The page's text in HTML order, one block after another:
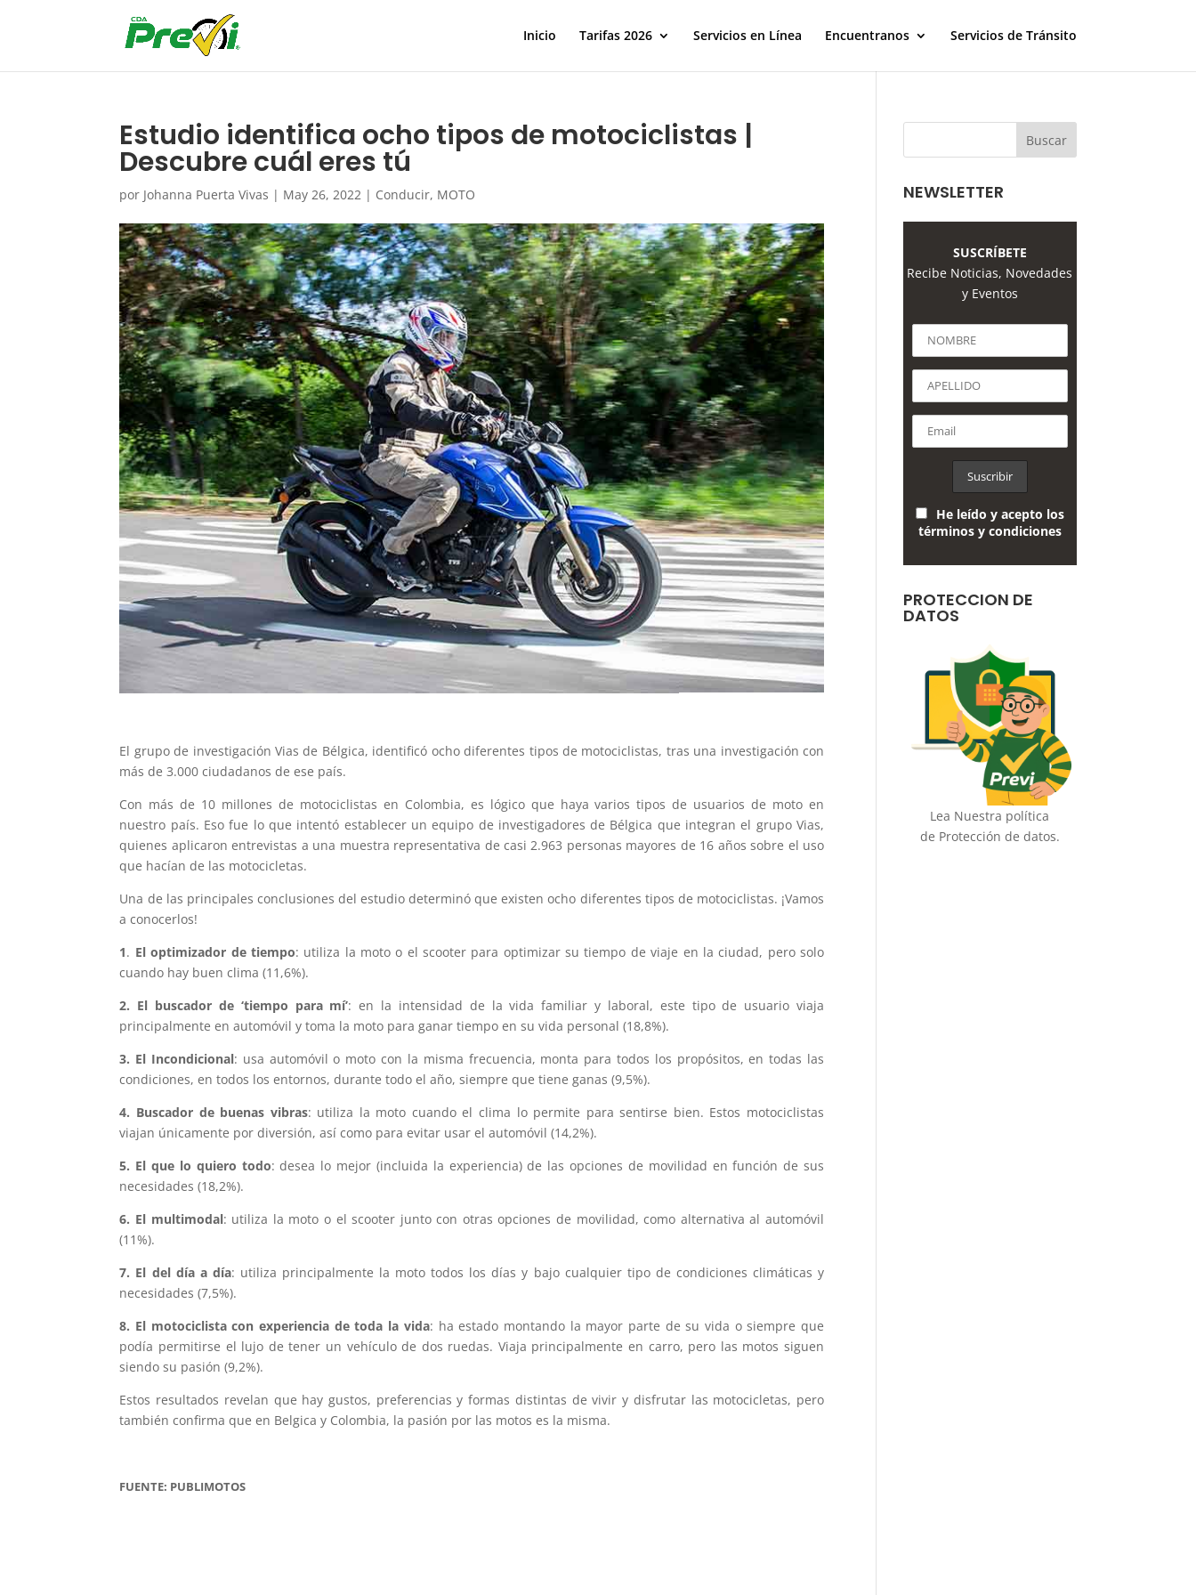
Inicio Tarifas 2026 Servicios en Línea Encuentranos Servicios de Tránsito
Estudio identifica ocho tipos de motociclistas |
Descubre cuál eres tú
por Johanna Puerta Vivas | May 26, 2022 | Conducir, MOTO
El grupo de investigación Vias de Bélgica, identificó ocho diferentes tipos de motociclistas, tras una investigación con
más de 3.000 ciudadanos de ese país.
Con más de 10 millones de motociclistas en Colombia, es lógico que haya varios tipos de usuarios de moto en
nuestro país. Eso fue lo que intentó establecer un equipo de investigadores de Bélgica que integran el grupo Vias,
quienes aplicaron entrevistas a una muestra representativa de casi 2.963 personas mayores de 16 años sobre el uso
que hacían de las motocicletas.
Una de las principales conclusiones del estudio determinó que existen ocho diferentes tipos de motociclistas. ¡Vamos
a conocerlos!
1. El optimizador de tiempo: utiliza la moto o el scooter para optimizar su tiempo de viaje en la ciudad, pero solo
cuando hay buen clima (11,6%).
2. El buscador de ‘tiempo para mí’: en la intensidad de la vida familiar y laboral, este tipo de usuario viaja
principalmente en automóvil y toma la moto para ganar tiempo en su vida personal (18,8%).
3. El Incondicional: usa automóvil o moto con la misma frecuencia, monta para todos los propósitos, en todas las
condiciones, en todos los entornos, durante todo el año, siempre que tiene ganas (9,5%).
4. Buscador de buenas vibras: utiliza la moto cuando el clima lo permite para sentirse bien. Estos motociclistas
viajan únicamente por diversión, así como para evitar usar el automóvil (14,2%).
5. El que lo quiero todo: desea lo mejor (incluida la experiencia) de las opciones de movilidad en función de sus
necesidades (18,2%).
6. El multimodal: utiliza la moto o el scooter junto con otras opciones de movilidad, como alternativa al automóvil
(11%).
7. El del día a día: utiliza principalmente la moto todos los días y bajo cualquier tipo de condiciones climáticas y
necesidades (7,5%).
8. El motociclista con experiencia de toda la vida: ha estado montando la mayor parte de su vida o siempre que
podía permitirse el lujo de tener un vehículo de dos ruedas. Viaja principalmente en carro, pero las motos siguen
siendo su pasión (9,2%).
Estos resultados revelan que hay gustos, preferencias y formas distintas de vivir y disfrutar las motocicletas, pero
también confirma que en Belgica y Colombia, la pasión por las motos es la misma.
FUENTE: PUBLIMOTOS
NEWSLETTER
SUSCRÍBETE
Recibe Noticias, Novedades
y Eventos
He leído y acepto los
términos y condiciones
PROTECCION DE
DATOS
Lea Nuestra política
de Protección de datos.